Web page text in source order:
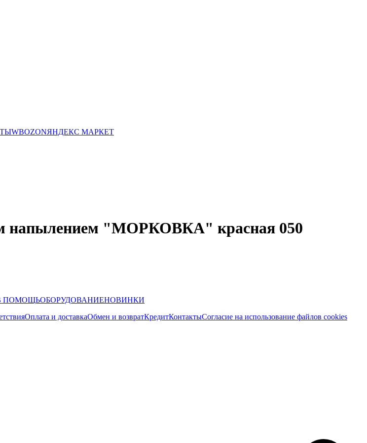
WBOZONЯНДЕКС МАРКЕТ
напылением "МОРКОВКА" красная 050
ПОМОЩЬОБОРУДОВАНИЕНОВИНКИ
Оплата и доставкаОбмен и возвратКредитКонтактыСогласие на использование файлов cookies